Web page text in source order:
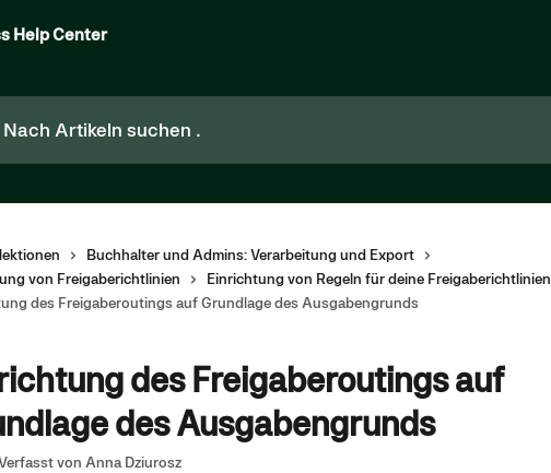
suchen …
Buchhalter und Admins: Verarbeitung und Export
von Freigaberichtlinien
Einrichtung von Regeln für deine Freigaberichtlinien
des Freigaberoutings auf Grundlage des Ausgabengrunds
des Freigaberoutings auf
des Ausgabengrunds
von Anna Dziurosz